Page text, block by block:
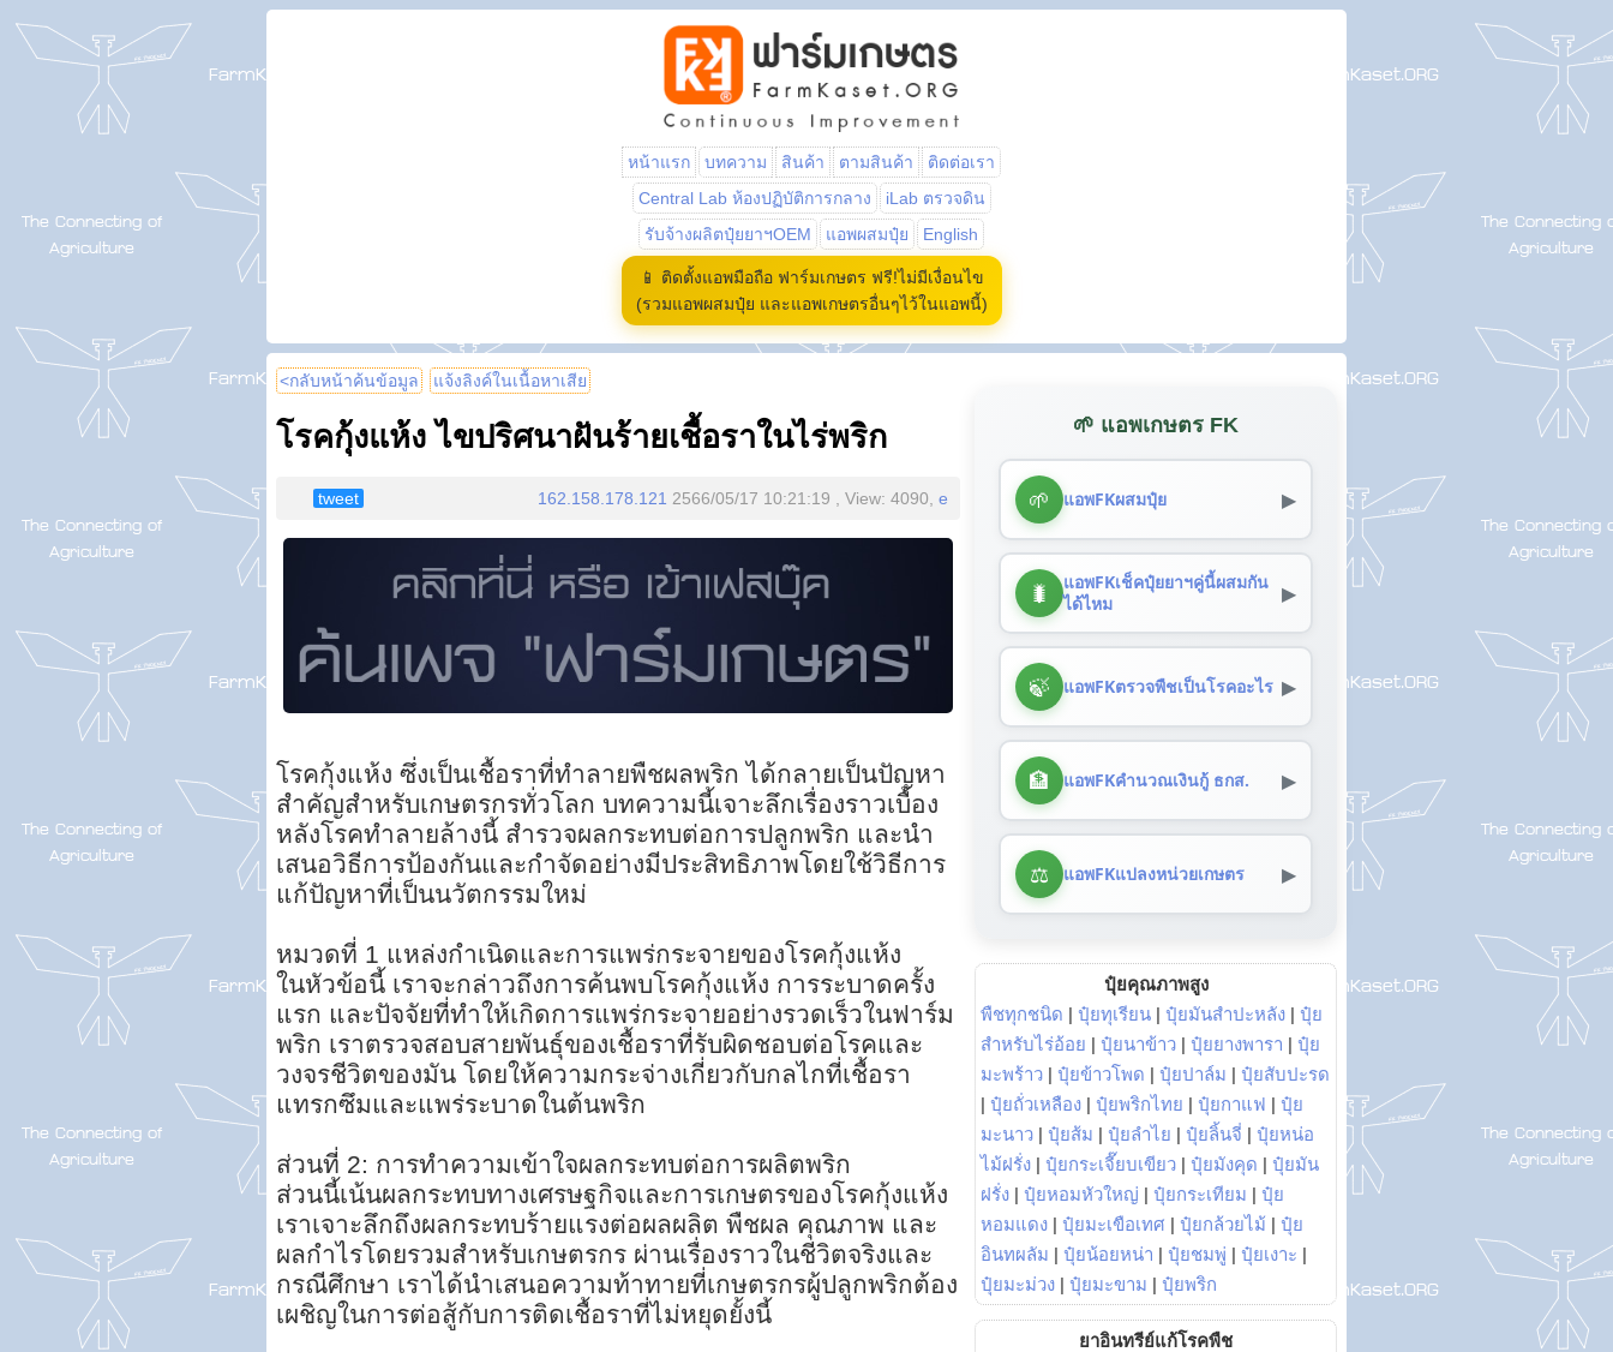
หน้าแรก บทความ สินค้า ตามสินค้า
ติดต่อเรา
Central Lab ห้องปฏิบัติการกลาง
iLab ตรวจดิน
รับจ้างผลิตปุ๋ยยาฯOEM
แอพผสมปุ๋ย English
📱 ติดตั้งแอพมือถือ ฟาร์มเกษตร ฟรี!ไม่มีเงื่อนไข
(รวมแอพผสมปุ๋ย และแอพเกษตรอื่นๆไว้ในแอพนี้)
<กลับหน้าค้นข้อมูล แจ้งลิงค์ในเนื้อหาเสีย
โรคกุ้งแห้ง ไขปริศนาฝันร้ายเชื้อราในไร่พริก
tweet 162.158.178.121 2566/05/17 10:21:19 , View: 4090, e
โรคกุ้งแห้ง ซึ่งเป็นเชื้อราที่ทำลายพืชผลพริก ได้กลายเป็นปัญหา
สำคัญสำหรับเกษตรกรทั่วโลก บทความนี้เจาะลึกเรื่องราวเบื้อง
หลังโรคทำลายล้างนี้ สำรวจผลกระทบต่อการปลูกพริก และนำ
เสนอวิธีการป้องกันและกำจัดอย่างมีประสิทธิภาพโดยใช้วิธีการ
แก้ปัญหาที่เป็นนวัตกรรมใหม่
หมวดที่ 1 แหล่งกำเนิดและการแพร่กระจายของโรคกุ้งแห้ง
ในหัวข้อนี้ เราจะกล่าวถึงการค้นพบโรคกุ้งแห้ง การระบาดครั้ง
แรก และปัจจัยที่ทำให้เกิดการแพร่กระจายอย่างรวดเร็วในฟาร์ม
พริก เราตรวจสอบสายพันธุ์ของเชื้อราที่รับผิดชอบต่อโรคและ
วงจรชีวิตของมัน โดยให้ความกระจ่างเกี่ยวกับกลไกที่เชื้อรา
แทรกซึมและแพร่ระบาดในต้นพริก
ส่วนที่ 2: การทำความเข้าใจผลกระทบต่อการผลิตพริก
ส่วนนี้เน้นผลกระทบทางเศรษฐกิจและการเกษตรของโรคกุ้งแห้ง
เราเจาะลึกถึงผลกระทบร้ายแรงต่อผลผลิต พืชผล คุณภาพ และ
ผลกำไรโดยรวมสำหรับเกษตรกร ผ่านเรื่องราวในชีวิตจริงและ
กรณีศึกษา เราได้นำเสนอความท้าทายที่เกษตรกรผู้ปลูกพริกต้อง
เผชิญในการต่อสู้กับการติดเชื้อราที่ไม่หยุดยั้งนี้
🌱 แอพเกษตร FK
🌱 แอพFKผสมปุ๋ย ▶
🐛
แอพFKเช็คปุ๋ยยาฯคู่นี้ผสมกัน
ได้ไหม
▶
🍃 แอพFKตรวจพืชเป็นโรคอะไร ▶
🏦 แอพFKคำนวณเงินกู้ ธกส. ▶
⚖️ แอพFKแปลงหน่วยเกษตร ▶
ปุ๋ยคุณภาพสูง
พืชทุกชนิด | ปุ๋ยทุเรียน | ปุ๋ยมันสำปะหลัง | ปุ๋ย
สำหรับไร่อ้อย | ปุ๋ยนาข้าว | ปุ๋ยยางพารา | ปุ๋ย
มะพร้าว | ปุ๋ยข้าวโพด | ปุ๋ยปาล์ม | ปุ๋ยสับปะรด
| ปุ๋ยถั่วเหลือง | ปุ๋ยพริกไทย | ปุ๋ยกาแฟ | ปุ๋ย
มะนาว | ปุ๋ยส้ม | ปุ๋ยลำไย | ปุ๋ยลิ้นจี่ | ปุ๋ยหน่อ
ไม้ฝรั่ง | ปุ๋ยกระเจี๊ยบเขียว | ปุ๋ยมังคุด | ปุ๋ยมัน
ฝรั่ง | ปุ๋ยหอมหัวใหญ่ | ปุ๋ยกระเทียม | ปุ๋ย
หอมแดง | ปุ๋ยมะเขือเทศ | ปุ๋ยกล้วยไม้ | ปุ๋ย
อินทผลัม | ปุ๋ยน้อยหน่า | ปุ๋ยชมพู่ | ปุ๋ยเงาะ |
ปุ๋ยมะม่วง | ปุ๋ยมะขาม | ปุ๋ยพริก
ยาอินทรีย์แก้โรคพืช